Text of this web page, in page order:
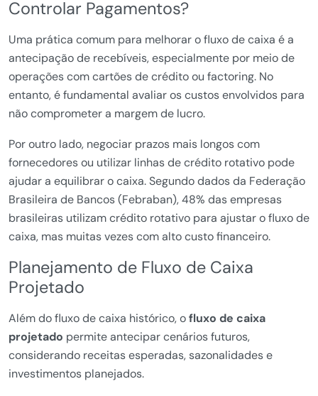
Controlar Pagamentos?
Uma prática comum para melhorar o fluxo de caixa é a
antecipação de recebíveis, especialmente por meio de
operações com cartões de crédito ou factoring. No
entanto, é fundamental avaliar os custos envolvidos para
não comprometer a margem de lucro.
Por outro lado, negociar prazos mais longos com
fornecedores ou utilizar linhas de crédito rotativo pode
ajudar a equilibrar o caixa. Segundo dados da Federação
Brasileira de Bancos (Febraban), 48% das empresas
brasileiras utilizam crédito rotativo para ajustar o fluxo de
caixa, mas muitas vezes com alto custo financeiro.
Planejamento de Fluxo de Caixa
Projetado
Além do fluxo de caixa histórico, ofluxo de caixa
projetado permite antecipar cenários futuros,
considerando receitas esperadas, sazonalidades e
investimentos planejados.